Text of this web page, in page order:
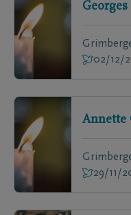
Georges
02/12/
Annette
29/11/